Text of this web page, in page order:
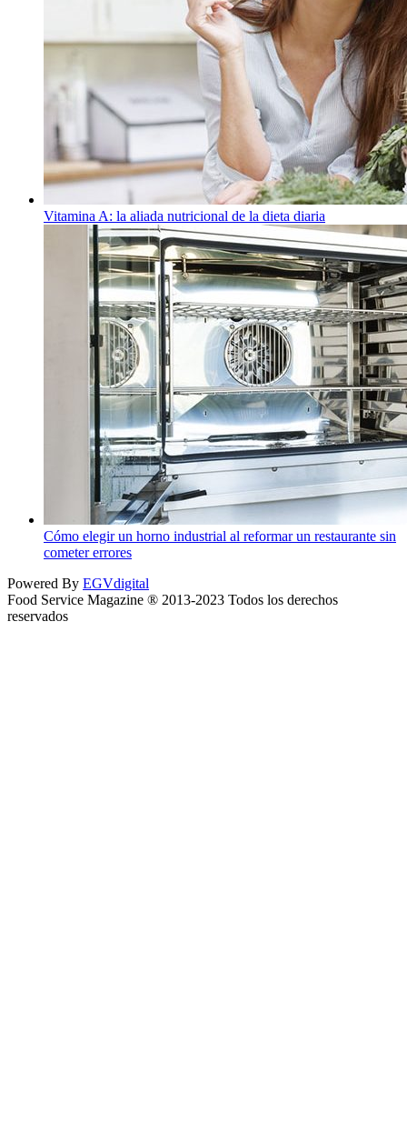
Vitamina A: la aliada nutricional de la dieta diaria
Cómo elegir un horno industrial al reformar un restaurante sin
cometer errores
Powered By EGVdigital
Food Service Magazine ® 2013-2023 Todos los derechos
reservados